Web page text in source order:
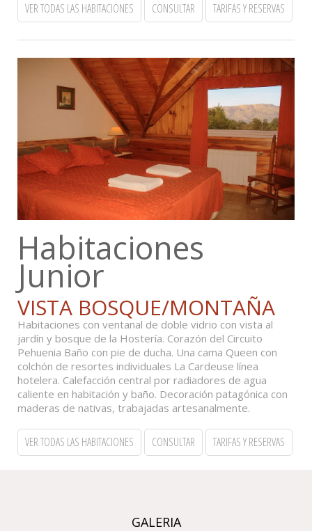
VER TODAS LAS HABITACIONES CONSULTAR TARIFAS Y RESERVAS
Habitaciones
Junior
VISTA BOSQUE/MONTAÑA
Habitaciones con ventanal de doble vidrio con vista al
jardín y bosque de la Hostería. Corazón del Circuito
Pehuenia Baño con pie de ducha. Una cama Queen con
colchón de resortes individuales La Cardeuse línea
hotelera. Calefacción central por radiadores de agua
caliente en habitación y baño. Decoración patagónica con
maderas de nativas, trabajadas artesanalmente.
VER TODAS LAS HABITACIONES CONSULTAR TARIFAS Y RESERVAS
GALERIA